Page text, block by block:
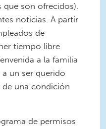
son ofrecidos).
noticias. A partir
de
tiempo libre
a la familia
un ser querido
una condición
de permisos